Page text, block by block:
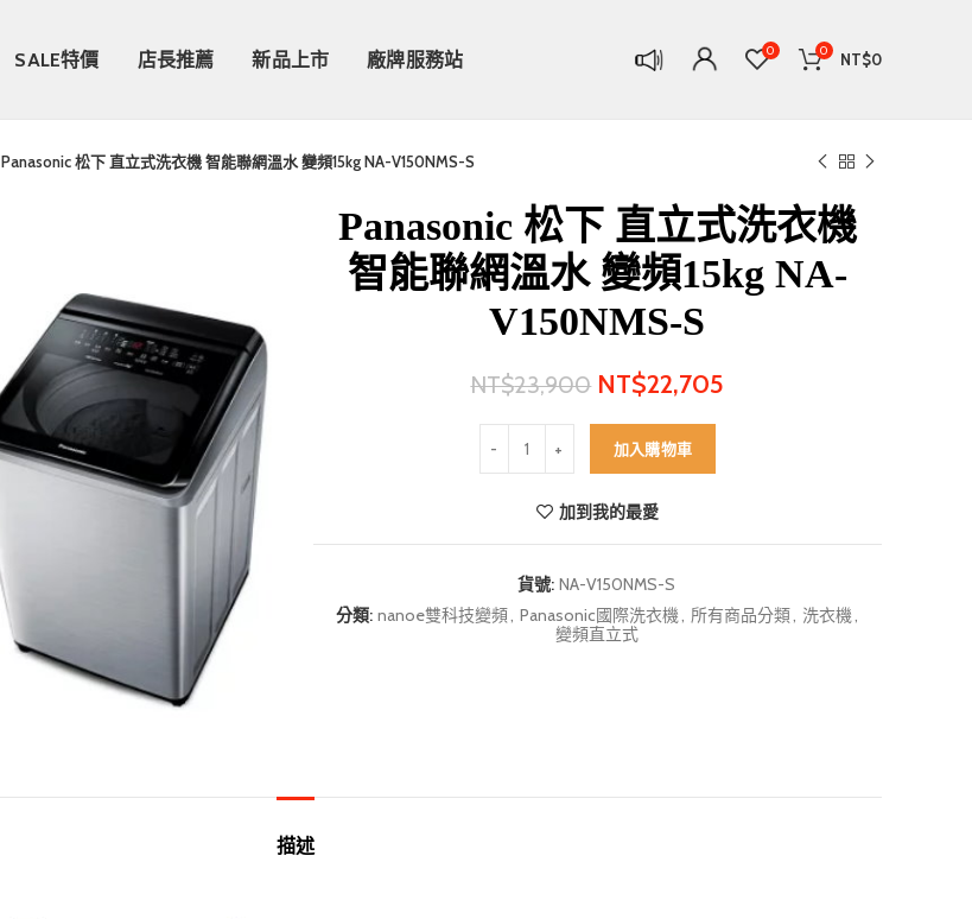
SALE特價 店長推薦 新品上市 廠牌服務站 0 0 NT$0
Panasonic 松下 直立式洗衣機 智能聯網溫水 變頻15kg NA-V150NMS-S
Panasonic 松下 直立式洗衣機
智能聯網溫水 變頻15kg NA-
V150NMS-S
NT$23,900 NT$22,705
Panasonic 松下 直立式洗衣機 智能聯網溫水 變頻15kg NA-
加入購物車
加到我的最愛
貨號: NA-V150NMS-S
分類: nanoe雙科技變頻, Panasonic國際洗衣機, 所有商品分類, 洗衣機,
變頻直立式
描述